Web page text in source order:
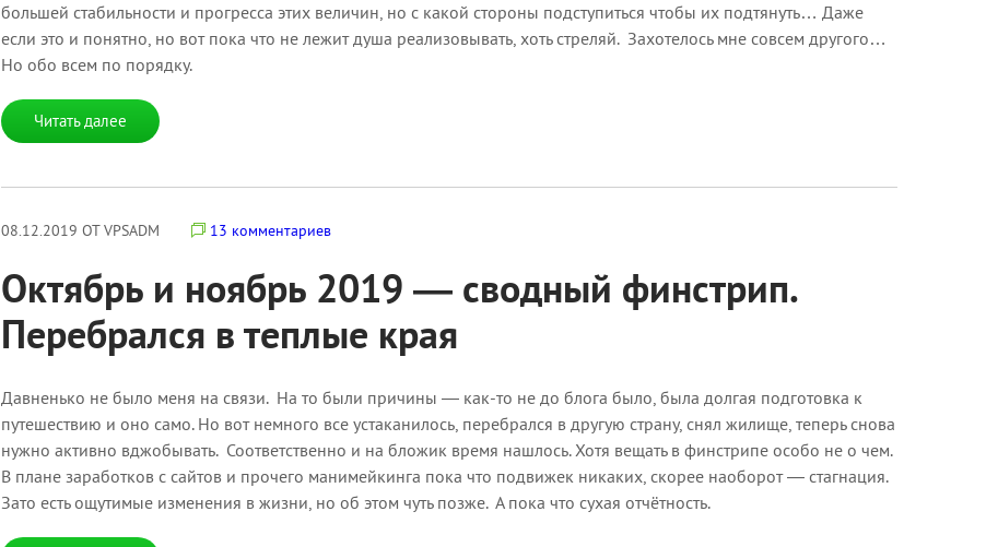
большей стабильности и прогресса этих величин, но с какой стороны подступиться чтобы их подтянуть… Даже
если это и понятно, но вот пока что не лежит душа реализовывать, хоть стреляй. Захотелось мне совсем другого…
Но обо всем по порядку.
Читать далее
08.12.2019 ОТ VPSADM 13 комментариев
Октябрь и ноябрь 2019 — сводный финстрип.
Перебрался в теплые края
Давненько не было меня на связи. На то были причины — как-то не до блога было, была долгая подготовка к
путешествию и оно само. Но вот немного все устаканилось, перебрался в другую страну, снял жилище, теперь снова
нужно активно вджобывать. Соответственно и на бложик время нашлось. Хотя вещать в финстрипе особо не о чем.
В плане заработков с сайтов и прочего манимейкинга пока что подвижек никаких, скорее наоборот — стагнация.
Зато есть ощутимые изменения в жизни, но об этом чуть позже. А пока что сухая отчётность.